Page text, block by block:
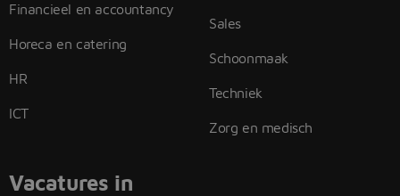
Financieel en accountancy
Horeca en catering
HR
ICT
Sales
Schoonmaak
Techniek
Zorg en medisch
Vacatures in